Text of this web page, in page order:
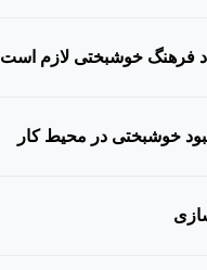
فرهنگ خوشبختی لازم است
خوشبختی در محیط کار